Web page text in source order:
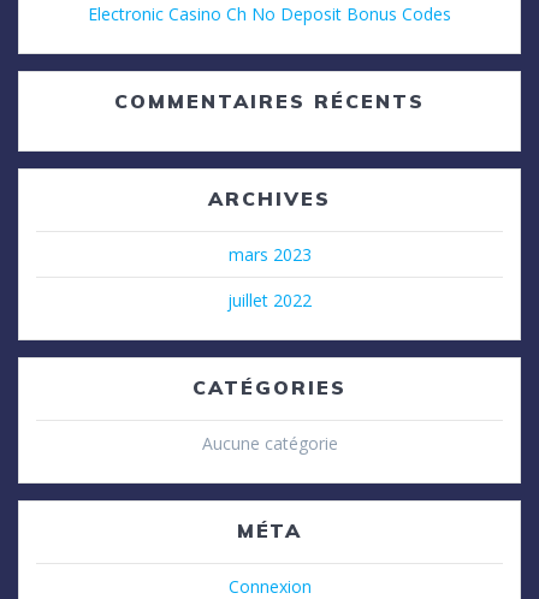
Electronic Casino Ch No Deposit Bonus Codes
COMMENTAIRES RÉCENTS
ARCHIVES
mars 2023
juillet 2022
CATÉGORIES
Aucune catégorie
MÉTA
Connexion